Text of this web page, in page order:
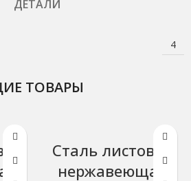
ДЕТАЛИ
4
ТОВАРЫ
Сталь листовая
нержавеющая